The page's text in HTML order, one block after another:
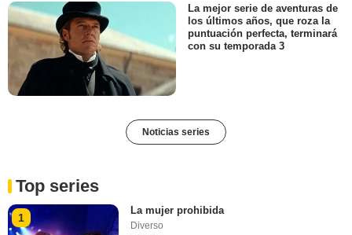
La mejor serie de aventuras de
los últimos años, que roza la
puntuación perfecta, terminará
con su temporada 3
Noticias series
Top series
1
La mujer prohibida
Diverso